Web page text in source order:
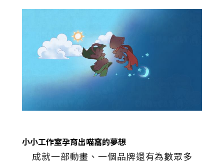
小小工作室孕育出喵窩的夢想
成就一部動畫、一個品牌還有為數眾多